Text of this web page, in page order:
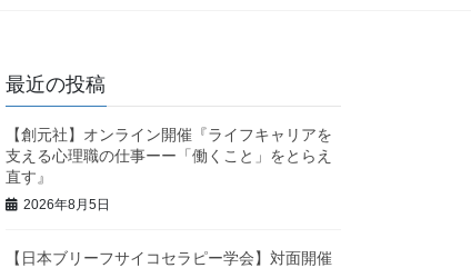
最近の投稿
【創元社】オンライン開催『ライフキャリアを
支える心理職の仕事ーー「働くこと」をとらえ
直す』
2026年8月5日
【日本ブリーフサイコセラピー学会】対面開催